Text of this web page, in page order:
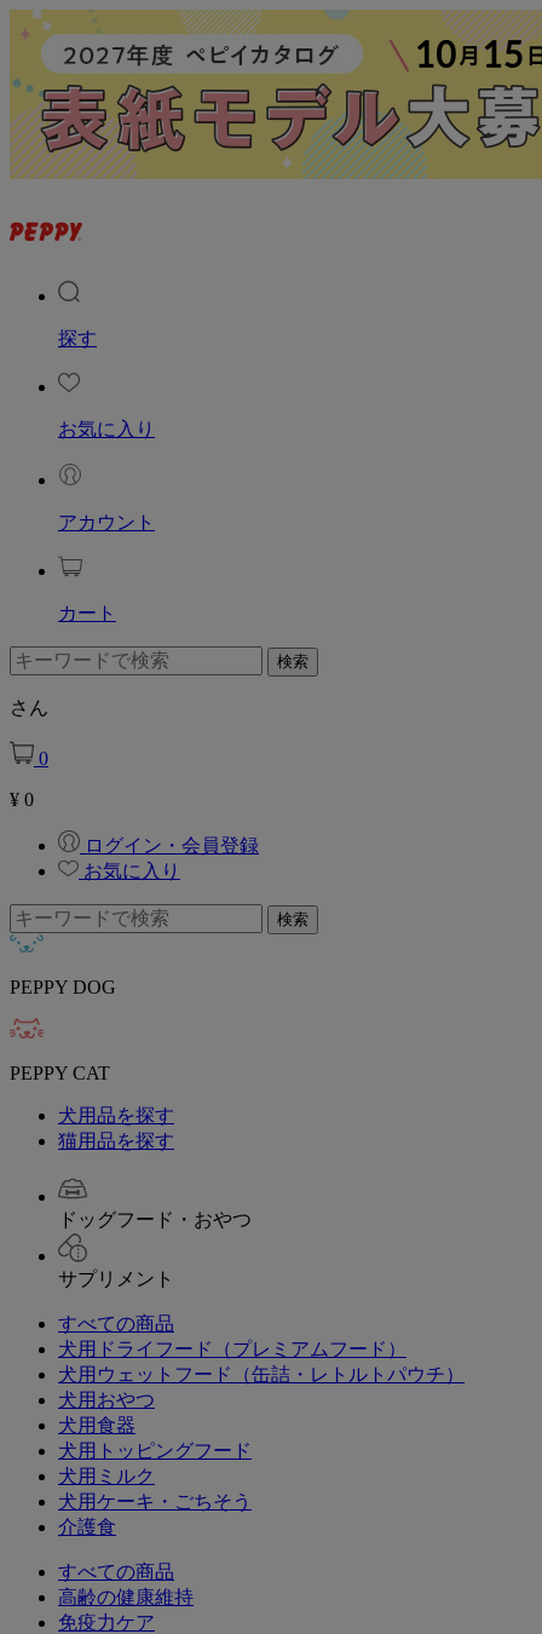
探す
お気に入り
アカウント
カート
さん
0
¥ 0
ログイン・会員登録
お気に入り
PEPPY DOG
PEPPY CAT
犬用品を探す
猫用品を探す
ドッグフード・おやつ
サプリメント
すべての商品
犬用ドライフード（プレミアムフード）
犬用ウェットフード（缶詰・レトルトパウチ）
犬用おやつ
犬用食器
犬用トッピングフード
犬用ミルク
犬用ケーキ・ごちそう
介護食
すべての商品
高齢の健康維持
免疫力ケア